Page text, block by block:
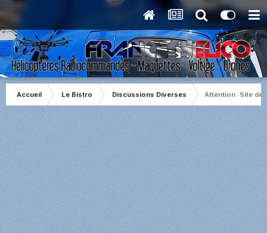
Accueil Le Bistro Discussions Diverses Attention :Site de